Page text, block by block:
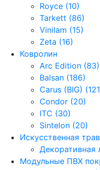
Royce (10)
Tarkett (86)
Vinilam (15)
Zeta (16)
Ковролин
Arc Edition (83)
Balsan (186)
Carus (BIG)
Condor (20)
ITC (30)
Sintelon (20)
Искусственная
Декоративная
Модульные ПВХ